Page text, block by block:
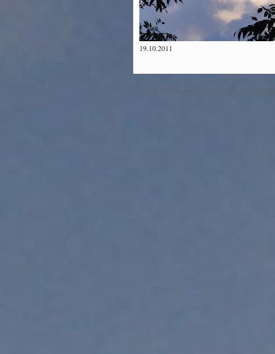
19.10.2011
©2012 The Dawn & Dusk Project™ All